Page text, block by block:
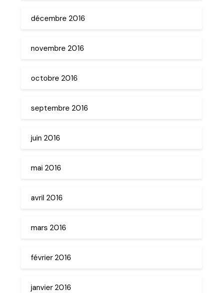
décembre 2016
novembre 2016
octobre 2016
septembre 2016
juin 2016
mai 2016
avril 2016
mars 2016
février 2016
janvier 2016